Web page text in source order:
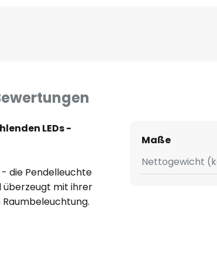
LEDs -
die Pendelleuchte
überzeugt mit ihrer
gestaltet, der zur
> 90), sodass
Maße
Nettogewicht